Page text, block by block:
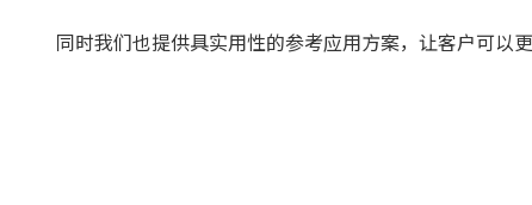
同时我们也提供具实用性的参考应用方案，让客户可以